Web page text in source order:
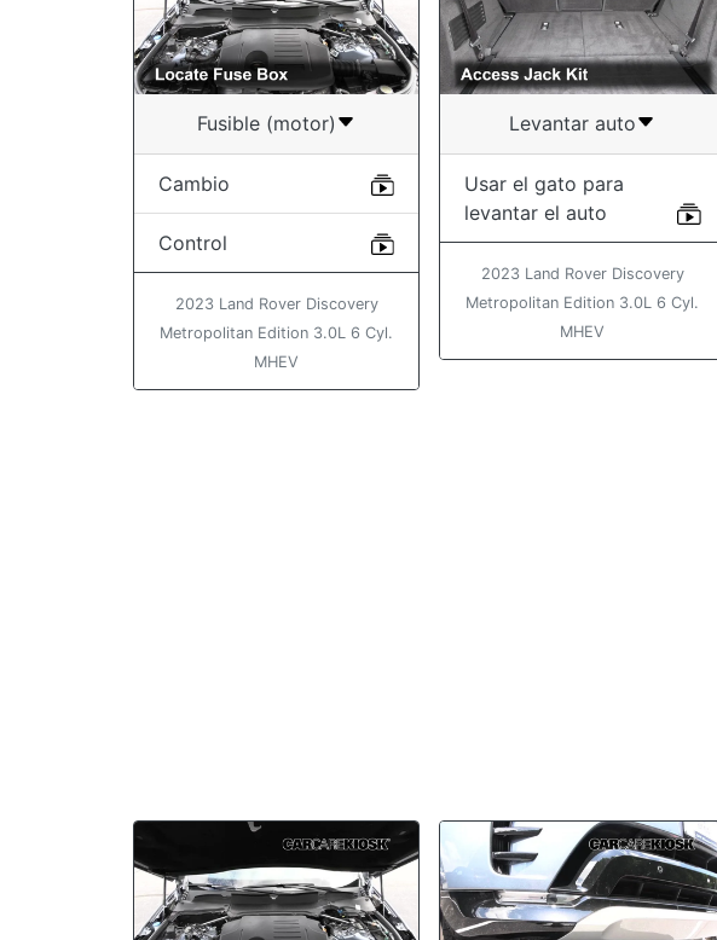
Fusible (motor)
Cambio
Control
2023 Land Rover Discovery
Metropolitan Edition 3.0L 6 Cyl.
MHEV
Levantar auto
Usar el gato para
levantar el auto
2023 Land Rover Discovery
Metropolitan Edition 3.0L 6 Cyl.
MHEV